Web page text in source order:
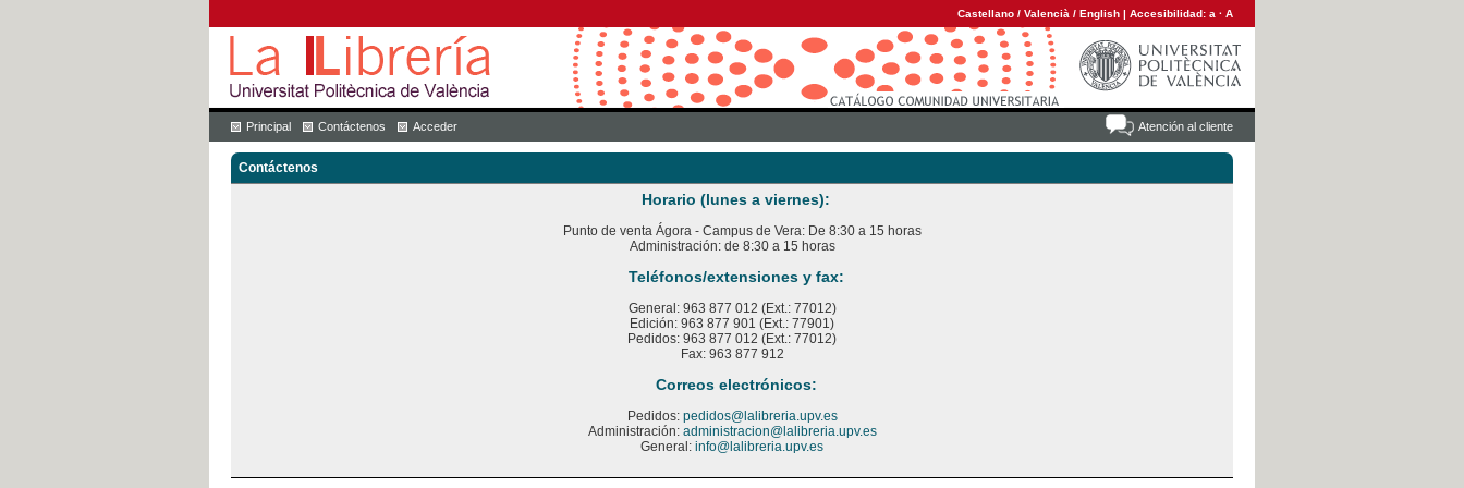
Castellano / Valencià / English | Accesibilidad: a · A
Atención al cliente
Principal Contáctenos Acceder
Contáctenos
Horario (lunes a viernes):
Punto de venta Ágora - Campus de Vera: De 8:30 a 15 horas
Administración: de 8:30 a 15 horas
Teléfonos/extensiones y fax:
General: 963 877 012 (Ext.: 77012)
Edición: 963 877 901 (Ext.: 77901)
Pedidos: 963 877 012 (Ext.: 77012)
Fax: 963 877 912
Correos electrónicos:
Pedidos: pedidos@lalibreria.upv.es
Administración: administracion@lalibreria.upv.es
General: info@lalibreria.upv.es